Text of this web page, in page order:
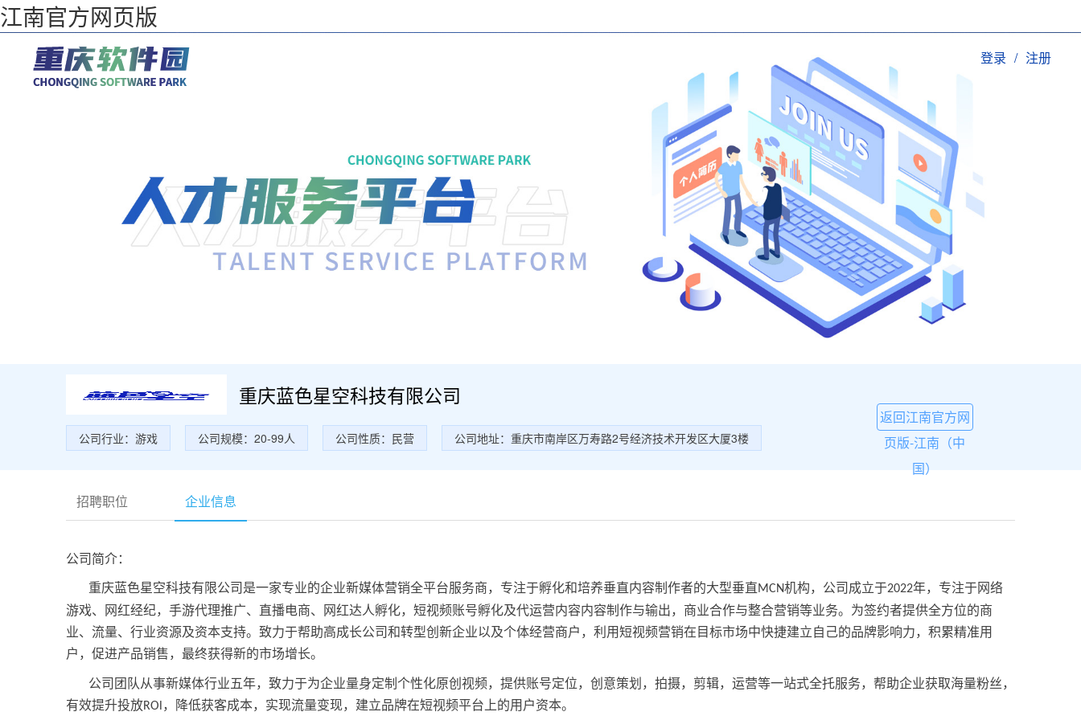
江南官方网页版
登录 / 注册
重庆蓝色星空科技有限公司
公司行业：游戏 公司规模：20-99人 公司性质：民营 公司地址：重庆市南岸区万寿路2号经济技术开发区大厦3楼
返回江南官方网
页版-江南（中
国）
招聘职位
企业信息
公司简介：
重庆蓝色星空科技有限公司是一家专业的企业新媒体营销全平台服务商，专注于孵化和培养垂直内容制作者的大型垂直MCN机构，公司成立于2022年，专注于网络
游戏、网红经纪，手游代理推广、直播电商、网红达人孵化，短视频账号孵化及代运营内容内容制作与输出，商业合作与整合营销等业务。为签约者提供全方位的商
业、流量、行业资源及资本支持。致力于帮助高成长公司和转型创新企业以及个体经营商户，利用短视频营销在目标市场中快捷建立自己的品牌影响力，积累精准用
户，促进产品销售，最终获得新的市场增长。
公司团队从事新媒体行业五年，致力于为企业量身定制个性化原创视频，提供账号定位，创意策划，拍摄，剪辑，运营等一站式全托服务，帮助企业获取海量粉丝，
有效提升投放ROl ，降低获客成本，实现流量变现，建立品牌在短视频平台上的用户资本。